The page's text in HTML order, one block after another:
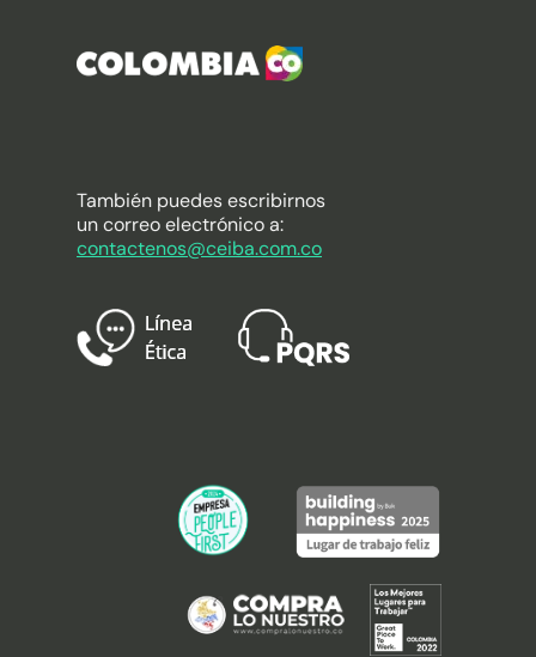
También puedes escribirnos
un correo electrónico a:
contactenos@ceiba.com.co